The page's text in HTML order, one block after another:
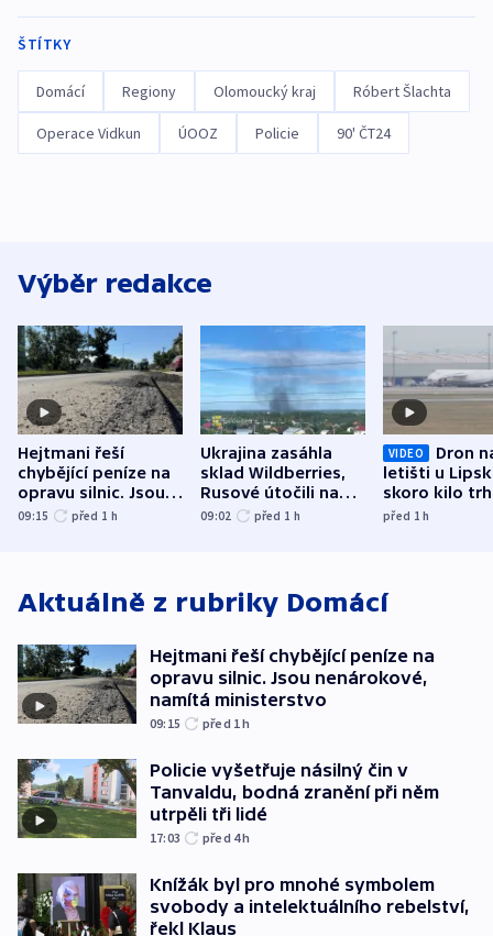
ŠTÍTKY
Domácí Regiony Olomoucký kraj Róbert Šlachta
Operace Vidkun ÚOOZ Policie 90' ČT24
Výběr redakce
Hejtmani řeší
chybějící peníze na
opravu silnic. Jsou
nenárokové, namítá
09:15 před 1 h
Ukrajina zasáhla
sklad Wildberries,
Rusové útočili na
trh, hasiče či
09:02 před 1 h
VIDEO
Dron
letišti u
skoro kilo
indicie
před 1h
Aktuálně z rubriky Domácí
Hejtmani řeší chybějící peníze na
opravu silnic. Jsou nenárokové,
namítá ministerstvo
09:15 před 1h
Policie vyšetřuje násilný čin v
Tanvaldu, bodná zranění při něm
utrpěli tři lidé
17:03 před 4h
Knížák byl pro mnohé symbolem
svobody a intelektuálního rebelství,
řekl Klaus